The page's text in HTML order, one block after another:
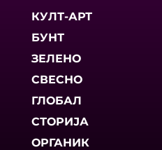
КУЛТ-АРТ
БУНТ
ЗЕЛЕНО
СВЕСНО
ГЛОБАЛ
СТОРИЈА
ОРГАНИК